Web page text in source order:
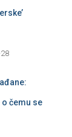
čemu se